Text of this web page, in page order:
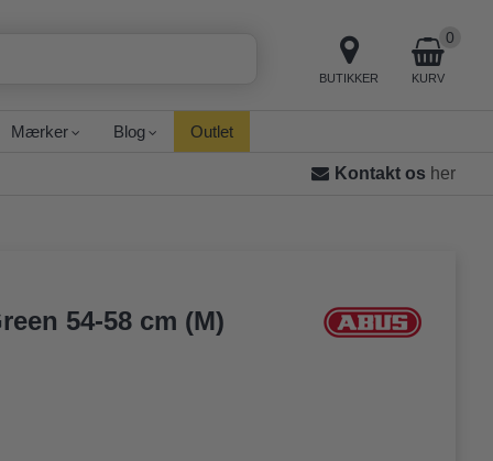
BUTIKKER KURV
0
Mærker Blog Outlet
Kontakt os her
54-58 cm (M)